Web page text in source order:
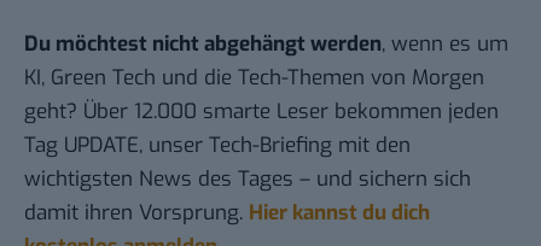
Du möchtest nicht abgehängt werden, wenn es um
KI, Green Tech und die Tech-Themen von Morgen
geht? Über 12.000 smarte Leser bekommen jeden
Tag UPDATE, unser Tech-Briefing mit den
wichtigsten News des Tages – und sichern sich
damit ihren Vorsprung. Hier kannst du dich